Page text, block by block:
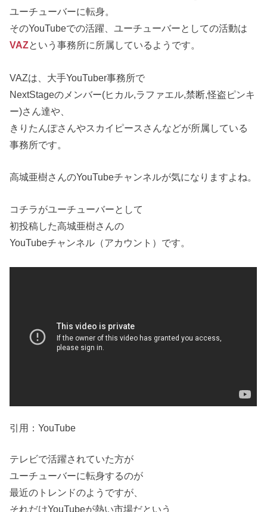
ユーチューバーに転身。
そのYouTubeでの活躍、ユーチューバーとしての活動は
VAZという事務所に所属しているようです。
VAZは、大手YouTuber事務所で
NextStageのメンバー(ヒカル,ラファエル,禁断,怪盗ピンキ
ー)さん達や、
きりたんぽさんやスカイピースさんなどが所属している
事務所です。
高城亜樹さんのYouTubeチャンネルが気になりますよね。
コチラがユーチューバーとして
初投稿した高城亜樹さんの
YouTubeチャンネル（アカウント）です。
引用：YouTube
テレビで活躍されていた方が
ユーチューバーに転身するのが
最近のトレンドのようですが、
それだけYouTubeが熱い市場だという